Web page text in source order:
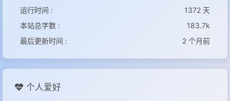
运行时间 :
1372 天
本站总字数 :
183.7k
最后更新时间 :
2 个月前
个人爱好